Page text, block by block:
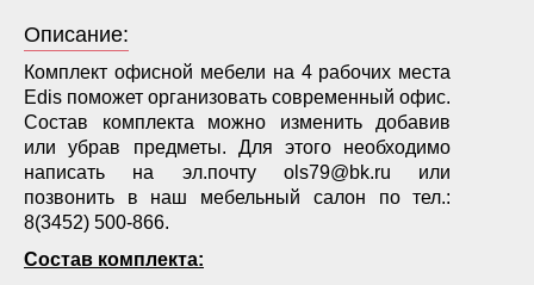
Описание:
Комплект офисной мебели на 4 рабочих места
Edis поможет организовать современный офис.
Состав комплекта можно изменить добавив
или убрав предметы. Для этого необходимо
написать на эл.почту ols79@bk.ru или
позвонить в наш мебельный салон по тел.:
8(3452) 500-866.
Состав комплекта: